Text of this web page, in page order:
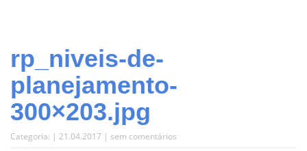
rp_niveis-de-
planejamento-
300×203.jpg
Categoria: | 21.04.2017 | sem comentários